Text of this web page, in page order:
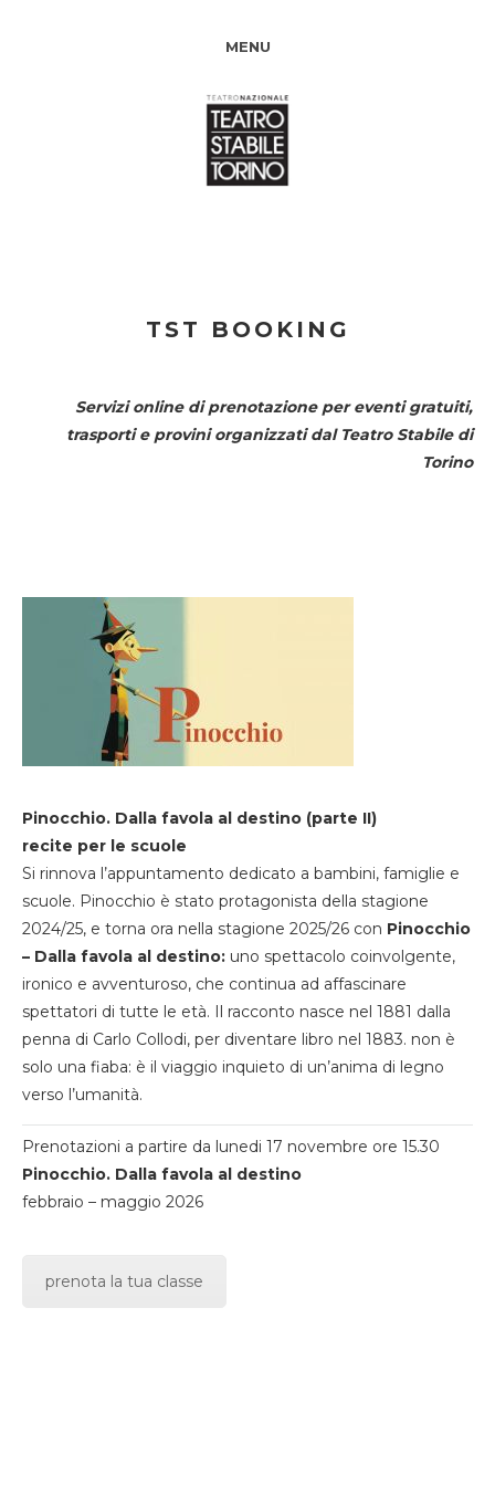
MENU
TST BOOKING
Servizi online di prenotazione per eventi gratuiti,
trasporti e provini organizzati dal Teatro Stabile di
Torino
Pinocchio. Dalla favola al destino (parte II)
recite per le scuole
Si rinnova l’appuntamento dedicato a bambini, famiglie e
scuole. Pinocchio è stato protagonista della stagione
2024/25, e torna ora nella stagione 2025/26 con Pinocchio
– Dalla favola al destino: uno spettacolo coinvolgente,
ironico e avventuroso, che continua ad affascinare
spettatori di tutte le età. Il racconto nasce nel 1881 dalla
penna di Carlo Collodi, per diventare libro nel 1883. non è
solo una fiaba: è il viaggio inquieto di un’anima di legno
verso l’umanità.
Prenotazioni a partire da lunedi 17 novembre ore 15.30
Pinocchio. Dalla favola al destino
febbraio – maggio 2026
prenota la tua classe